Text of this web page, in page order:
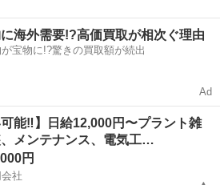
海外需要!?高価買取が相次ぐ理由
宝物に!?驚きの買取額が続出
Ad
可能‼️】日給12,000円〜プラント雑
メンテナンス、電気工…
円
社